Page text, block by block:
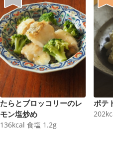
たらとブロッコリーのレ
モン塩炒め
136kcal 食塩 1.2g
ポテト
202kcal